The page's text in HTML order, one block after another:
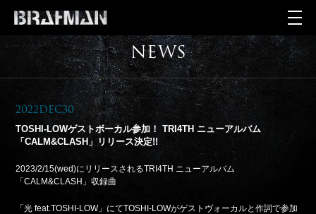
NEWS
2022Dec30
TOSHI-LOWゲストボーカル参加！ TRI4TH ニューアルバム
「CALM&CLASH」リリース決定!!
2023/2/15(wed)にリリースされるTRI4TH ニューアルバム
「CALM&CLASH」収録曲
「光 feat.TOSHI-LOW」にてTOSHI-LOWがゲストヴォーカルと作詞で参加